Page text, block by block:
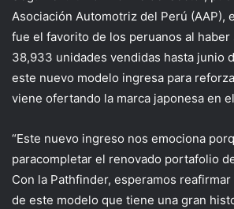
Asociación Automotriz del Perú (AAP),
fue el favorito de los peruanos al haber
38,933 unidades vendidas hasta junio
este nuevo modelo ingresa para
viene ofertando la marca japonesa en
“Este nuevo ingreso nos emociona
paracompletar el renovado portafolio
Con la Pathfinder, esperamos reafirmar
de este modelo que tiene una gran